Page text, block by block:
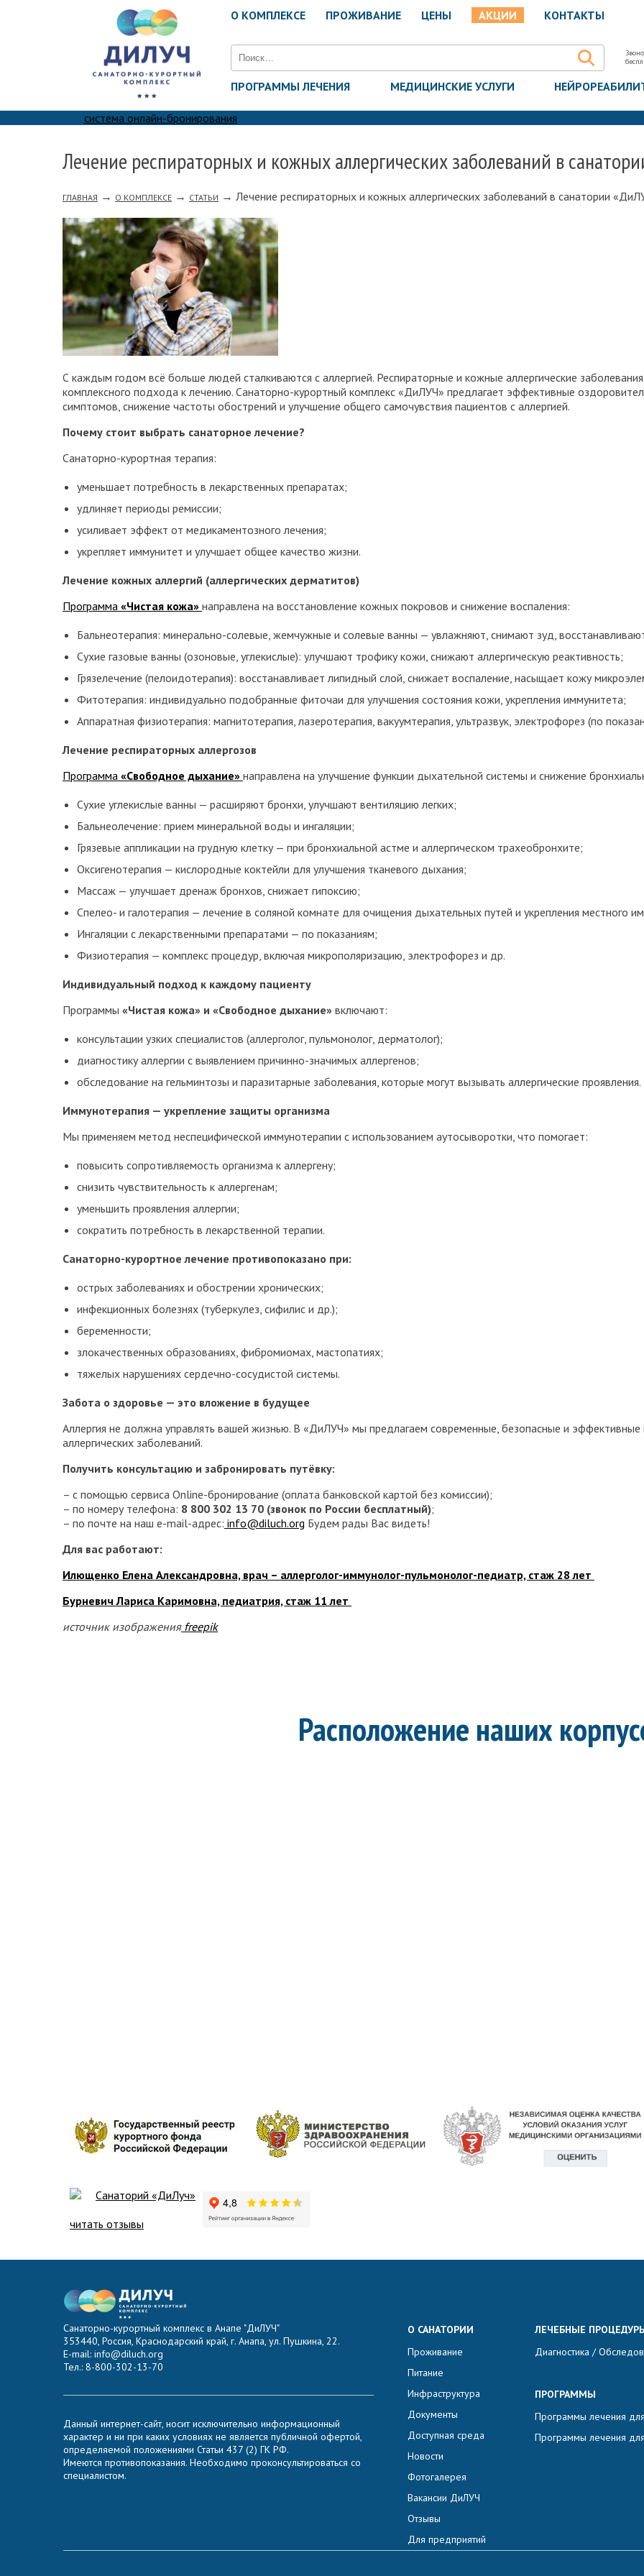
О КОМПЛЕКСЕ ПРОЖИВАНИЕ ЦЕНЫ АКЦИИ КОНТАКТЫ
Найти:
ПРОГРАММЫ ЛЕЧЕНИЯ МЕДИЦИНСКИЕ УСЛУГИ
система онлайн-бронирования
Лечение респираторных и кожных аллергических заболеваний в
ГЛАВНАЯ → О КОМПЛЕКСЕ → СТАТЬИ → Лечение респираторных и кожных аллергических заболеваний в санатории
С каждым годом всё больше людей сталкиваются с аллергией. Респираторные и кожные аллергические
комплексного подхода к лечению. Санаторно-курортный комплекс «ДиЛУЧ» предлагает эффективные
симптомов, снижение частоты обострений и улучшение общего самочувствия пациентов с аллергией.
Почему стоит выбрать санаторное лечение?
Санаторно-курортная терапия:
уменьшает потребность в лекарственных препаратах;
удлиняет периоды ремиссии;
усиливает эффект от медикаментозного лечения;
укрепляет иммунитет и улучшает общее качество жизни.
Лечение кожных аллергий (аллергических дерматитов)
Программа «Чистая кожа» направлена на восстановление кожных покровов и снижение воспаления:
Бальнеотерапия: минерально-солевые, жемчужные и солевые ванны — увлажняют, снимают зуд,
Сухие газовые ванны (озоновые, углекислые): улучшают трофику кожи, снижают аллергическую реактивность;
Грязелечение (пелоидотерапия): восстанавливает липидный слой, снижает воспаление, насыщает кожу
Фитотерапия: индивидуально подобранные фиточаи для улучшения состояния кожи, укрепления иммунитета;
Аппаратная физиотерапия: магнитотерапия, лазеротерапия, вакуумтерапия, ультразвук, электрофорез (по
Лечение респираторных аллергозов
Программа «Свободное дыхание» направлена на улучшение функции дыхательной системы и снижение
Сухие углекислые ванны — расширяют бронхи, улучшают вентиляцию легких;
Бальнеолечение: прием минеральной воды и ингаляции;
Грязевые аппликации на грудную клетку — при бронхиальной астме и аллергическом трахеобронхите;
Оксигенотерапия — кислородные коктейли для улучшения тканевого дыхания;
Массаж — улучшает дренаж бронхов, снижает гипоксию;
Спелео- и галотерапия — лечение в соляной комнате для очищения дыхательных путей и укрепления местного
Ингаляции с лекарственными препаратами — по показаниям;
Физиотерапия — комплекс процедур, включая микрополяризацию, электрофорез и др.
Индивидуальный подход к каждому пациенту
Программы «Чистая кожа» и «Свободное дыхание» включают:
консультации узких специалистов (аллерголог, пульмонолог, дерматолог);
диагностику аллергии с выявлением причинно-значимых аллергенов;
обследование на гельминтозы и паразитарные заболевания, которые могут вызывать аллергические проявления.
Иммунотерапия — укрепление защиты организма
Мы применяем метод неспецифической иммунотерапии с использованием аутосыворотки, что помогает:
повысить сопротивляемость организма к аллергену;
снизить чувствительность к аллергенам;
уменьшить проявления аллергии;
сократить потребность в лекарственной терапии.
Санаторно-курортное лечение противопоказано при:
острых заболеваниях и обострении хронических;
инфекционных болезнях (туберкулез, сифилис и др.);
беременности;
злокачественных образованиях, фибромиомах, мастопатиях;
тяжелых нарушениях сердечно-сосудистой системы.
Забота о здоровье — это вложение в будущее
Аллергия не должна управлять вашей жизнью. В «ДиЛУЧ» мы предлагаем современные, безопасные и
аллергических заболеваний.
Получить консультацию и забронировать путёвку:
– с помощью сервиса Online-бронирование (оплата банковской картой без комиссии);
– по номеру телефона: 8 800 302 13 70 (звонок по России бесплатный);
– по почте на наш e-mail-адрес: info@diluch.org Будем рады Вас видеть!
Для вас работают:
Илющенко Елена Александровна, врач – аллерголог-иммунолог-пульмонолог-педиатр, стаж 28 лет
Бурневич Лариса Каримовна, педиатрия, стаж 11 лет
источник изображения freepik
Расположение наших
Санаторий «ДиЛуч»
читать отзывы
Санаторно-курортный комплекс в Анапе "ДиЛУЧ"
353440, Россия, Краснодарский край, г. Анапа, ул. Пушкина, 22.
E-mail: info@diluch.org
Тел.: 8-800-302-13-70
Данный интернет-сайт, носит исключительно информационный
характер и ни при каких условиях не является публичной офертой,
определяемой положениями Статьи 437 (2) ГК РФ.
Имеются противопоказания. Необходимо проконсультироваться со
специалистом.
О САНАТОРИИ
Проживание
Питание
Инфраструктура
Документы
Доступная среда
Новости
Фотогалерея
Вакансии ДиЛУЧ
Отзывы
Для предприятий
ЛЕЧЕБНЫЕ
Диагностика /
ПРОГРАММЫ
Программы лечения
Программы лечения